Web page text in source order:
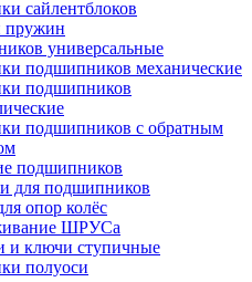
сайлентблоков
пружин
универсальные
подшипников механические
подшипников
подшипников с обратным
подшипников
для подшипников
опор колёс
ШРУСа
и ключи ступичные
полуоси